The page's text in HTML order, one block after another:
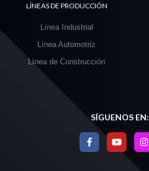
LÍNEAS DE PRODUCCIÓN
Línea Industrial
Línea Automotriz
Línea de Construcción
SÍGUENOS EN: